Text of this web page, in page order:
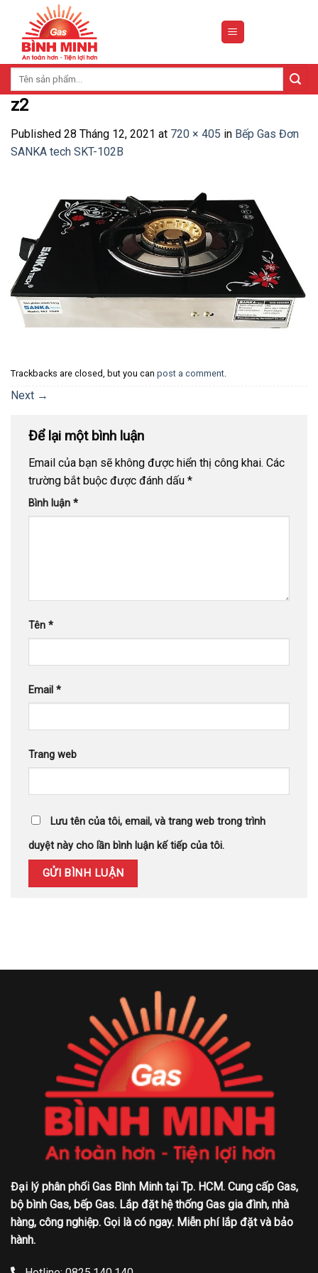
content
z2
Published 28 Tháng 12, 2021 at 720 × 405 in Bếp Gas Đơn
SANKA tech SKT-102B
Trackbacks are closed, but you can post a comment
Next →
Để lại một bình luận
Email của bạn sẽ không được hiển thị công khai. Các
trường bắt buộc được đánh dấu *
Bình luận *
Tên *
Email *
Trang web
Lưu tên của tôi, email, và trang web trong trình
duyệt này cho lần bình luận kế tiếp của tôi.
Đại lý phân phối Gas Bình Minh tại Tp. HCM. Cung cấp Gas,
bộ bình Gas, bếp Gas. Lắp đặt hệ thống Gas gia đình, nhà
hàng, công nghiệp. Gọi là có ngay. Miễn phí lắp đặt và bảo
hành.